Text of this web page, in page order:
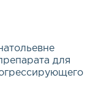
для